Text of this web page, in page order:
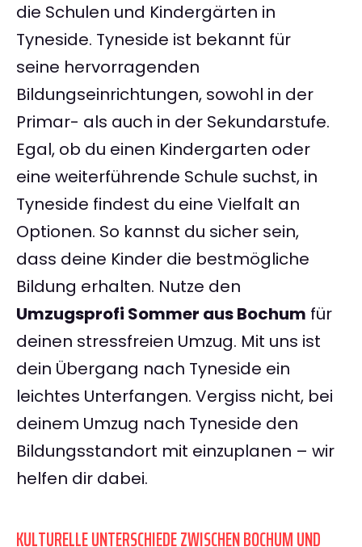
die Schulen und Kindergärten in
Tyneside. Tyneside ist bekannt für
seine hervorragenden
Bildungseinrichtungen, sowohl in der
Primar- als auch in der Sekundarstufe.
Egal, ob du einen Kindergarten oder
eine weiterführende Schule suchst, in
Tyneside findest du eine Vielfalt an
Optionen. So kannst du sicher sein,
dass deine Kinder die bestmögliche
Bildung erhalten. Nutze den
Umzugsprofi Sommer aus Bochum für
deinen stressfreien Umzug. Mit uns ist
dein Übergang nach Tyneside ein
leichtes Unterfangen. Vergiss nicht, bei
deinem Umzug nach Tyneside den
Bildungsstandort mit einzuplanen – wir
helfen dir dabei.
KULTURELLE UNTERSCHIEDE ZWISCHEN BOCHUM UND